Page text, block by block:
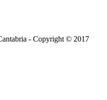
- Copyright © 2017